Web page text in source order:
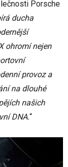
Porsche
ducha
ohromí nejen
provoz a
na dlouhé
našich
DNA.“